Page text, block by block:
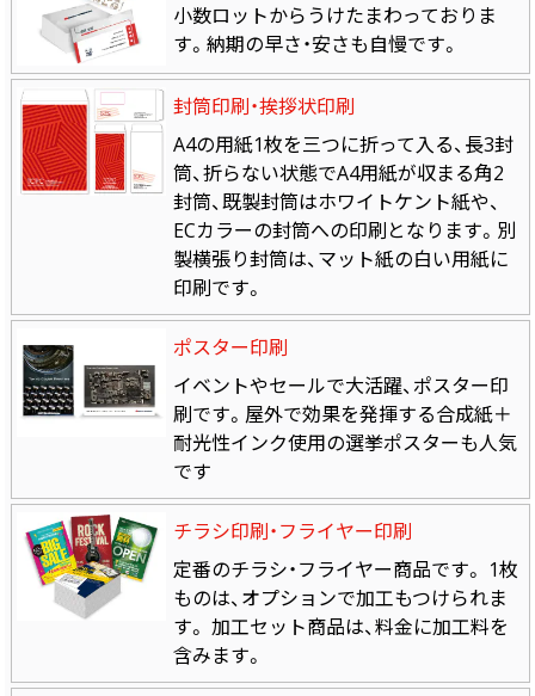
小数ロットからうけたまわっておりま
す。納期の早さ・安さも自慢です。
封筒印刷・挨拶状印刷
A4の用紙1枚を三つに折って入る、長3封
筒、折らない状態でA4用紙が収まる角2
封筒、既製封筒はホワイトケント紙や、
ECカラーの封筒への印刷となります。別
製横張り封筒は、マット紙の白い用紙に
印刷です。
ポスター印刷
イベントやセールで大活躍、ポスター印
刷です。屋外で効果を発揮する合成紙＋
耐光性インク使用の選挙ポスターも人気
です
チラシ印刷・フライヤー印刷
定番のチラシ・フライヤー商品です。 1枚
ものは、オプションで加工もつけられま
す。 加工セット商品は、料金に加工料を
含みます。